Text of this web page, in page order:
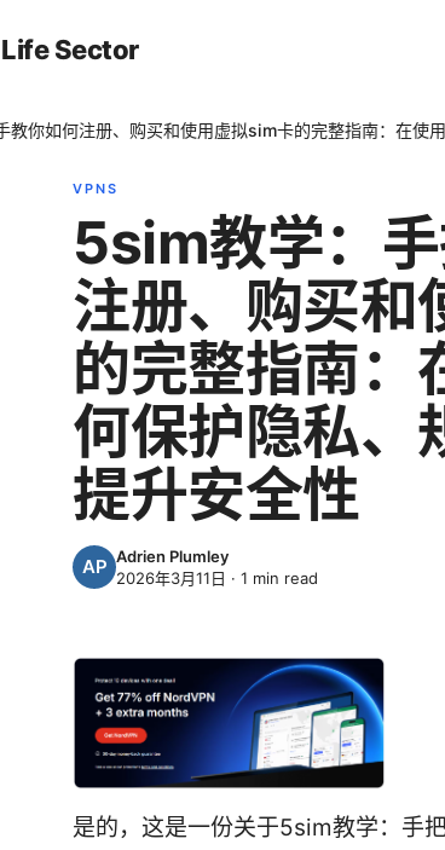
Sector
教你如何注册、购买和使用虚拟sim卡的完整指南：在使
VPNS
5sim教学：
注册、购买和
的完整指南：
何保护隐私、
提升安全性
Adrien Plumley
2026年3月11日 · 1 min read
是的，这是一份关于5sim教学：手